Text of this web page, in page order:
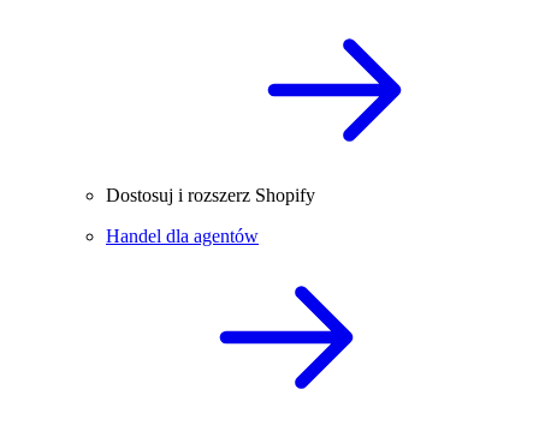
Dostosuj i rozszerz Shopify
Handel dla agentów